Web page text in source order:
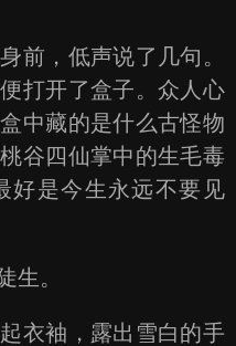
，低声说了几句。
打开了盒子。众人心
中藏的是什么古怪物
谷四仙掌中的生毛毒
好是今生永远不要见
。
袖，露出雪白的手